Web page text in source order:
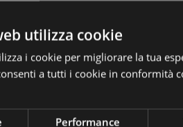
Badia a 3 km da San Cassiano;
la gara di Coppa del Mondo di
lo sci di fondo;
utilizza cookie
i cookie per migliorare la tua
a tutti i cookie in conformità
Performance